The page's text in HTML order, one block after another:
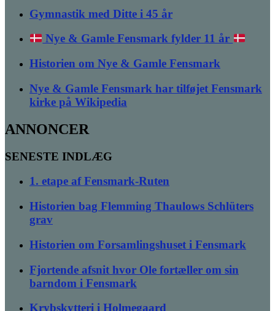
Gymnastik med Ditte i 45 år
Nye & Gamle Fensmark fylder 11 år
Historien om Nye & Gamle Fensmark
Nye & Gamle Fensmark har tilføjet Fensmark
kirke på Wikipedia
ANNONCER
SENESTE INDLÆG
1. etape af Fensmark-Ruten
Historien bag Flemming Thaulows Schlüters
grav
Historien om Forsamlingshuset i Fensmark
Fjortende afsnit hvor Ole fortæller om sin
barndom i Fensmark
Krybskytteri i Holmegaard